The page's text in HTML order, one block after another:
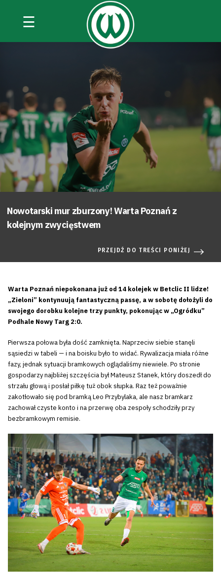
☰
Nowotarski mur zburzony! Warta Poznań z
kolejnym zwycięstwem
PRZEJDŹ DO TREŚCI PONIŻEJ
Warta Poznań niepokonana już od 14 kolejek w Betclic II lidze!
„Zieloni” kontynuują fantastyczną passę, a w sobotę dołożyli do
swojego dorobku kolejne trzy punkty, pokonując w „Ogródku”
Podhale Nowy Targ 2:0.
Pierwsza połowa była dość zamknięta. Naprzeciw siebie stanęli
sąsiedzi w tabeli — i na boisku było to widać. Rywalizacja miała różne
fazy, jednak sytuacji bramkowych oglądaliśmy niewiele. Po stronie
gospodarzy najbliżej szczęścia był Mateusz Stanek, który doszedł do
strzału głową i posłał piłkę tuż obok słupka. Raz też poważnie
zakotłowało się pod bramką Leo Przybylaka, ale nasz bramkarz
zachował czyste konto i na przerwę oba zespoły schodziły przy
bezbramkowym remisie.